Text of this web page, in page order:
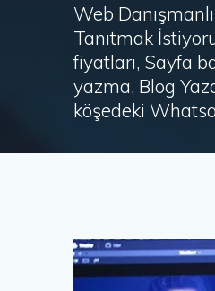
Web
Tanıtmak
fiyatları, Sayfa
yazma, Blog
köşedeki